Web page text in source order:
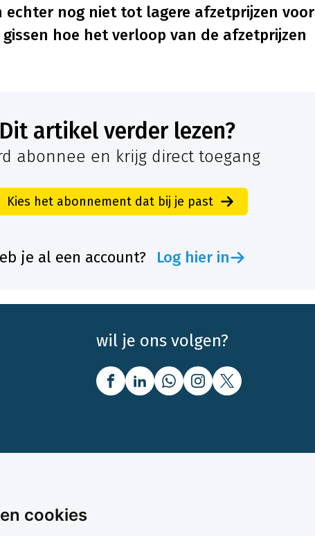
cookies
nog niet tot lagere afzetprijzen voor
hoe het verloop van de afzetprijzen
Dit artikel verder lezen?
abonnee en krijg direct toegang
Kies het abonnement dat bij je past
je al een account? Log hier in
wil je ons volgen?
aanbod